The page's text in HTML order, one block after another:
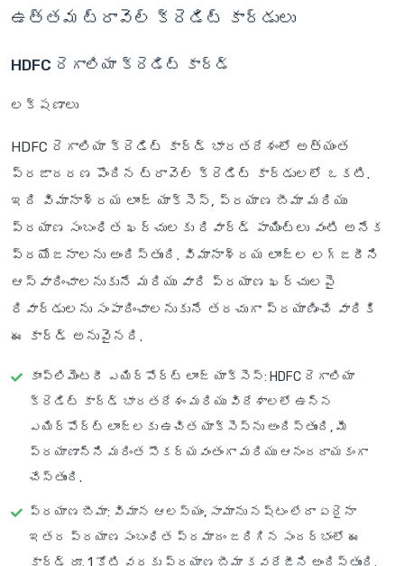
ఉత్తమ ట్రావెల్ క్రెడిట్ కార్డులు
HDFC రెగాలియా క్రెడిట్ కార్డ్
లక్షణాలు
HDFC రెగాలియా క్రెడిట్ కార్డ్ భారతదేశంలో అత్యంత
ప్రజాదరణ పొందిన ట్రావెల్ క్రెడిట్ కార్డులలో ఒకటి.
ఇది విమానాశ్రయ లాంజ్ యాక్సెస్, ప్రయాణ బీమా మరియు
ప్రయాణ సంబంధిత ఖర్చులకు రివార్డ్ పాయింట్లు వంటి అనేక
ప్రయోజనాలను అందిస్తుంది. విమానాశ్రయ లాంజ్‌ల లగ్జరీని
ఆస్వాదించాలనుకునే మరియు వారి ప్రయాణ ఖర్చులపై
రివార్డులను సంపాదించాలనుకునే తరచుగా ప్రయాణించే వారికి
ఈ కార్డ్ అనువైనది.
కాంప్లిమెంటరీ ఎయిర్‌పోర్ట్ లాంజ్ యాక్సెస్: HDFC రెగాలియా
క్రెడిట్ కార్డ్ భారతదేశం మరియు విదేశాలలో ఉన్న
ఎయిర్‌పోర్ట్ లాంజ్‌లకు ఉచిత యాక్సెస్‌ను అందిస్తుంది, మీ
ప్రయాణాన్ని మరింత సౌకర్యవంతంగా మరియు ఆనందదాయకంగా
చేస్తుంది.
ప్రయాణ బీమా: విమాన ఆలస్యం, సామాను నష్టం లేదా ఏదైనా
ఇతర ప్రయాణ సంబంధిత ప్రమాదం జరిగిన సందర్భంలో ఈ